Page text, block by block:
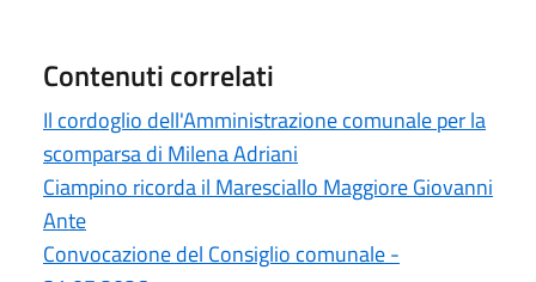
Contenuti correlati
Il cordoglio dell'Amministrazione comunale per la
scomparsa di Milena Adriani
Ciampino ricorda il Maresciallo Maggiore Giovanni
Ante
Convocazione del Consiglio comunale -